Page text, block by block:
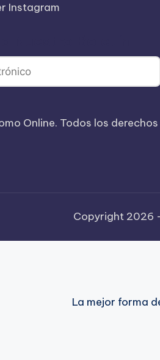
Instagram
Online. Todos los derechos
Copyright 2026
La mejor forma